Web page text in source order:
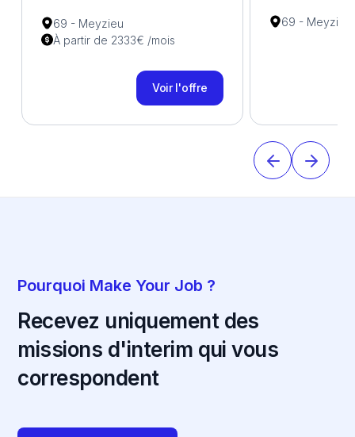
69 - Meyzieu
À partir de 2333€ /mois
Voir l'offre
69 - Meyzieu
Pourquoi Make Your Job ?
Recevez uniquement des
missions d'interim qui vous
correspondent